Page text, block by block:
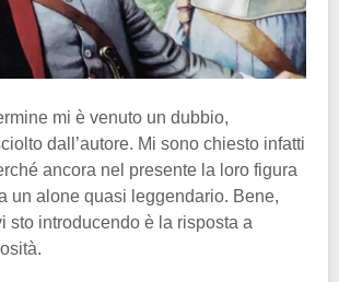
mi è venuto un dubbio,
dall’autore. Mi sono chiesto infatti
ancora nel presente la loro figura
un alone quasi leggendario. Bene,
sto introducendo è la risposta a